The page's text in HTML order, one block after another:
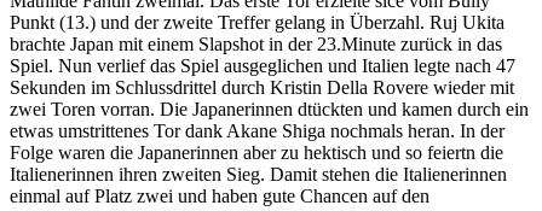
Punkt (13.) und der zweite Treffer gelang in Überzahl. Ruj Ukita
brachte Japan mit einem Slapshot in der 23.Minute zurück in das
Spiel. Nun verlief das Spiel ausgeglichen und Italien legte nach 47
Sekunden im Schlussdrittel durch Kristin Della Rovere wieder mit
zwei Toren vorran. Die Japanerinnen dtückten und kamen durch ein
etwas umstrittenes Tor dank Akane Shiga nochmals heran. In der
Folge waren die Japanerinnen aber zu hektisch und so feiertn die
Italienerinnen ihren zweiten Sieg. Damit stehen die Italienerinnen
einmal auf Platz zwei und haben gute Chancen auf den